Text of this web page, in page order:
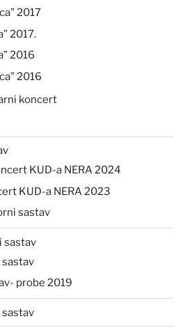
2017
2017.
2016
2016
koncert
KUD-a NERA 2024
KUD-a NERA 2023
sastav
sastav
probe 2019